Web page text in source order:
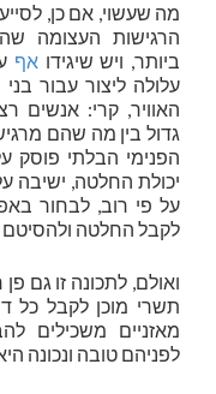
מה שעשוי, אם כן,
הרגישות העצומה
ביותר, ויש שיגידואף
עלולה ליצור עבור
האוויר, קרי: אנשים
גדול בין מה שהם
הפנימי הבלתי פוסק
יכולת החלטה, ישיבה
על פי רוב, לבחור
לקבל החלטה
ואולם, לתכונה זו גם
תשרי מוכן לקבל כל
מאזניים משכילים
לפניהם טובה ונכונה